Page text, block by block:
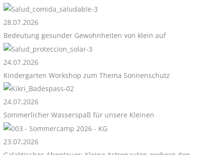
28.07.2026
Bedeutung gesunder Gewohnheiten von klein auf
24.07.2026
Kindergarten Workshop zum Thema Sonnenschutz
24.07.2026
Sommerlicher Wasserspaß für unsere Kleinen
23.07.2026